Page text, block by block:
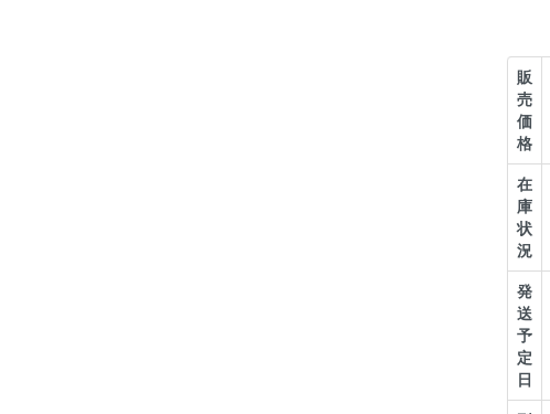
販
売
価
格
在
庫
状
況
発
送
予
定
日